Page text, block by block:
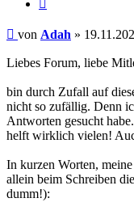
Beitrag
von Adah »
Liebes Forum, liebe
bin durch Zufall auf
nicht so zufällig. Denn
Antworten gesucht
helft wirklich vielen!
In kurzen Worten,
allein beim Schreiben
dumm!):